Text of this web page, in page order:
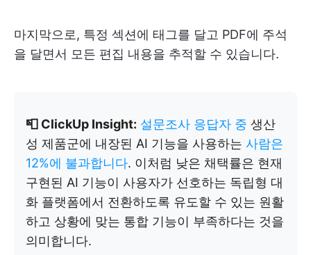
마지막으로, 특정 섹션에 태그를 달고 PDF에 주석
을 달면서 모든 편집 내용을 추적할 수 있습니다.
📮 ClickUp Insight: 설문조사 응답자 중 생산
성 제품군에 내장된 AI 기능을 사용하는 사람은
12%에 불과합니다. 이처럼 낮은 채택률은 현재
구현된 AI 기능이 사용자가 선호하는 독립형 대
화 플랫폼에서 전환하도록 유도할 수 있는 원활
하고 상황에 맞는 통합 기능이 부족하다는 것을
의미합니다.